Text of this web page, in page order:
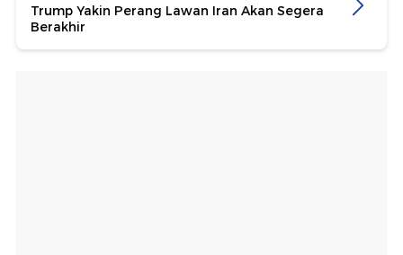
Trump Yakin Perang Lawan Iran Akan Segera
Berakhir